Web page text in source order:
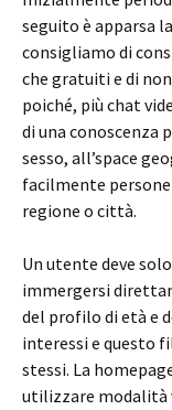
seguito è apparsa
consigliamo di
che gratuiti e di
poiché, più chat
di una conoscenza
sesso, all’space
facilmente
regione o città.
Un utente deve
immergersi
del profilo di età e
interessi e questo
stessi. La
utilizzare modalità